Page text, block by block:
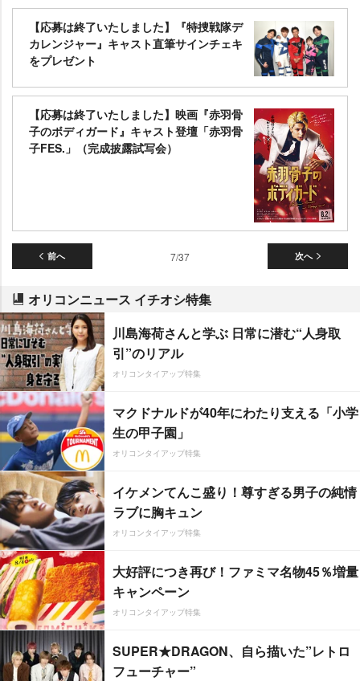
【応募は終了いたしました】『特捜戦隊デ
カレンジャー』キャスト直筆サインチェキ
をプレゼント
【応募は終了いたしました】映画『赤羽骨
子のボディガード』キャスト登壇「赤羽骨
子FES.」（完成披露試写会）
前へ 次へ
7/37
オリコンニュース イチオシ特集
川島海荷さんと学ぶ 日常に潜む“人身取
引”のリアル
オリコンタイアップ特集
マクドナルドが40年にわたり支える「小学
生の甲子園」
オリコンタイアップ特集
イケメンてんこ盛り！尊すぎる男子の純情
ラブに胸キュン
オリコンタイアップ特集
大好評につき再び！ファミマ名物45％増量
キャンペーン
オリコンタイアップ特集
SUPER★DRAGON、自ら描いた”レトロ
フューチャー”